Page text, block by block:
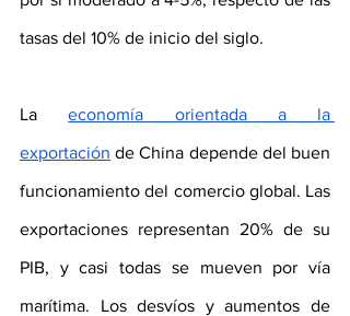
tasas del 10% de inicio del siglo.
La economía orientada a la
exportación de China depende del buen
funcionamiento del comercio global. Las
exportaciones representan 20% de su
PIB, y casi todas se mueven por vía
marítima. Los desvíos y aumentos de